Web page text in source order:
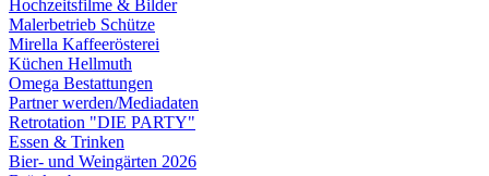
Hochzeitsfilme & Bilder
Malerbetrieb Schütze
Mirella Kaffeerösterei
Küchen Hellmuth
Omega Bestattungen
Partner werden/Mediadaten
Retrotation "DIE PARTY"
Essen & Trinken
Bier- und Weingärten 2026